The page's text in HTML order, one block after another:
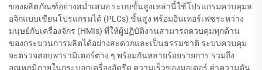
ของผลิตภัณฑ์อย่างสม่ำเสมอ ระบบขั้นสูงเหล่านี้ใช้โปรแกรมควบคุมล
อจิกแบบเขียนโปรแกรมได้ (PLCs) ขั้นสูง พร้อมอินเทอร์เฟซระหว่าง
มนุษย์กับเครื่องจักร (HMIs) ที่ให้ผู้ปฏิบัติงานสามารถควบคุมทุกด้าน
ของกระบวนการผลิตได้อย่างสะดวกและเป็นธรรมชาติ ระบบควบคุม
จะตรวจสอบพารามิเตอร์ต่าง ๆ พร้อมกันหลายร้อยรายการ รวมถึง
อุณหภูมิภายในกระบอกเครื่องอัดรีด ความเร็วของมอเตอร์ ค่าความดัน